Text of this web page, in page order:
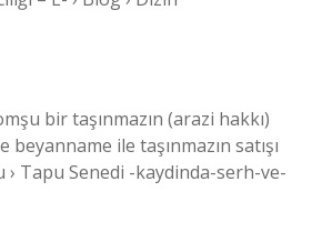
bir taşınmazın (arazi hakkı)
ile taşınmazın satışı
Tapu Senedi -kaydinda-serh-ve-